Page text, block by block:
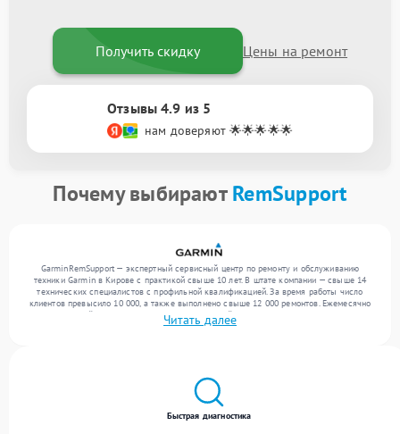
Получить скидку Цены на ремонт
Отзывы 4.9 из 5
нам доверяют 🌟🌟🌟🌟🌟
Почему выбираютRemSupport
GarminRemSupport — экспертный сервисный центр по ремонту и обслуживанию
техники Garmin в Кирове с практикой свыше 10 лет. В штате компании — свыше 14
технических специалистов с профильной квалификацией. За время работы число
клиентов превысило 10 000, а также выполнено свыше 12 000 ремонтов. Ежемесячно
в сервисный центр поступает более 300 устройств, включая , , . Мы работаем с
широким спектром неисправностей и обеспечиваем надежный результат благодаря
Читать далее
Быстрая диагностика